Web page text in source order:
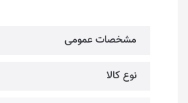
مشخصات عمومی
نوع کالا